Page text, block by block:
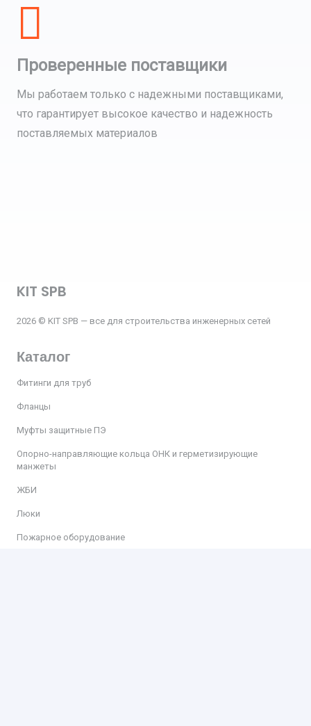
Проверенные поставщики
Мы работаем только с надежными поставщиками,
что гарантирует высокое качество и надежность
поставляемых материалов
KIT SPB
2026 © KIT SPB — все для строительства инженерных сетей
Каталог
Фитинги для труб
Фланцы
Муфты защитные ПЭ
Опорно-направляющие кольца ОНК и герметизирующие
манжеты
ЖБИ
Люки
Пожарное оборудование